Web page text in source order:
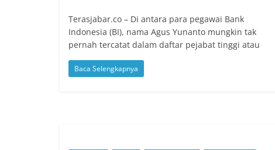
Terasjabar.co – Di antara para pegawai Bank
Indonesia (BI), nama Agus Yunanto mungkin tak
pernah tercatat dalam daftar pejabat tinggi atau
Baca Selengkapnya